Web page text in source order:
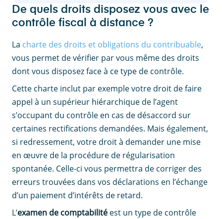
De quels droits disposez vous avec le
contrôle fiscal à distance ?
La charte des droits et obligations du contribuable,
vous permet de vérifier par vous même des droits
dont vous disposez face à ce type de contrôle.
Cette charte inclut par exemple votre droit de faire
appel à un supérieur hiérarchique de l’agent
s’occupant du contrôle en cas de désaccord sur
certaines rectifications demandées. Mais également,
si redressement, votre droit à demander une mise
en œuvre de la procédure de régularisation
spontanée. Celle-ci vous permettra de corriger des
erreurs trouvées dans vos déclarations en l’échange
d’un paiement d’intérêts de retard.
L’examen de comptabilité est un type de contrôle